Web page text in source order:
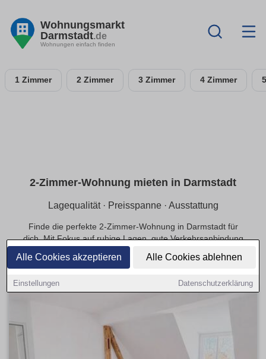
Alle Cookies akzeptieren Alle Cookies ablehnen
Einstellungen Datenschutzerklärung
Wohnungsmarkt
Darmstadt.de
Wohnungen einfach finden
1 Zimmer 2 Zimmer 3 Zimmer 4 Zimmer
2-Zimmer-Wohnung mieten in Darmstadt
Lagequalität · Preisspanne · Ausstattung
Finde die perfekte 2-Zimmer-Wohnung in Darmstadt für
dich. Mit Fokus auf ruhige Lagen, gute Verkehrsanbindung
und einer passenden Preisspanne.